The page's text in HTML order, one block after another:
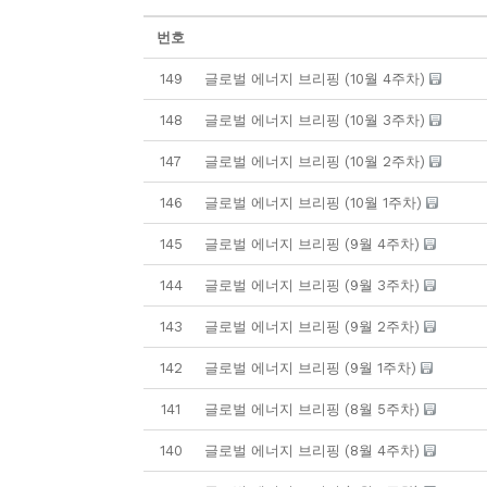
번호
149 글로벌 에너지 브리핑 (10월 4주차)
148 글로벌 에너지 브리핑 (10월 3주차)
147 글로벌 에너지 브리핑 (10월 2주차)
146 글로벌 에너지 브리핑 (10월 1주차)
145 글로벌 에너지 브리핑 (9월 4주차)
144 글로벌 에너지 브리핑 (9월 3주차)
143 글로벌 에너지 브리핑 (9월 2주차)
142 글로벌 에너지 브리핑 (9월 1주차)
141 글로벌 에너지 브리핑 (8월 5주차)
140 글로벌 에너지 브리핑 (8월 4주차)